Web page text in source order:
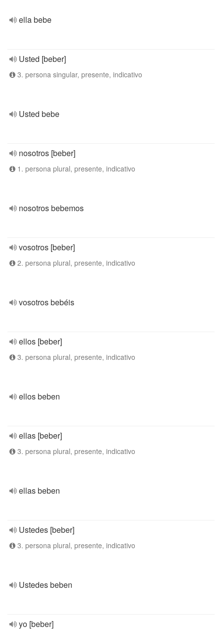
ella bebe
Usted [beber]
3. persona singular, presente, indicativo
Usted bebe
nosotros [beber]
1. persona plural, presente, indicativo
nosotros bebemos
vosotros [beber]
2. persona plural, presente, indicativo
vosotros bebéis
ellos [beber]
3. persona plural, presente, indicativo
ellos beben
ellas [beber]
3. persona plural, presente, indicativo
ellas beben
Ustedes [beber]
3. persona plural, presente, indicativo
Ustedes beben
yo [beber]